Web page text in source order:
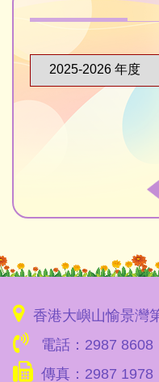
香港大嶼山愉景灣
電話：2987 8608
傳真：2987 1978